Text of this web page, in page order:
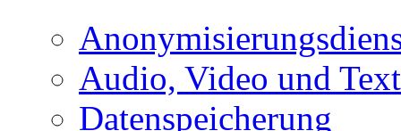
Audio, Video und Text
Datenspeicherung